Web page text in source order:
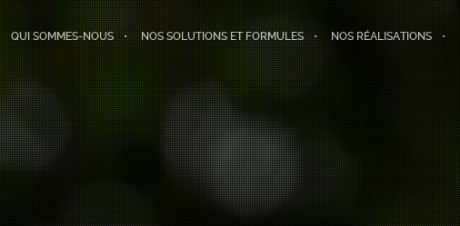
QUI SOMMES-NOUS NOS SOLUTIONS ET FORMULES NOS RÉALISATIONS